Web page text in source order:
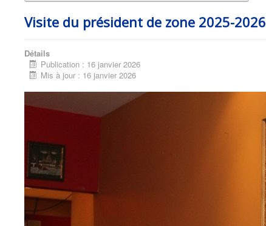
Visite du président de zone 2025-2026
Détails
Publication : 16 janvier 2026
Mis à jour : 16 janvier 2026